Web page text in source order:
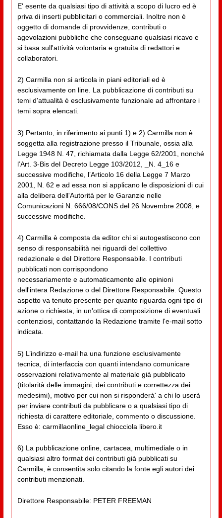
E' esente da qualsiasi tipo di attività a scopo di lucro ed è
priva di inserti pubblicitari o commerciali. Inoltre non è
oggetto di domande di provvidenze, contributi o
agevolazioni pubbliche che conseguano qualsiasi ricavo e
si basa sull'attività volontaria e gratuita di redattori e
collaboratori.
2) Carmilla non si articola in piani editoriali ed è
esclusivamente on line. La pubblicazione di contributi su
temi d'attualità è esclusivamente funzionale ad affrontare i
temi sopra elencati.
3) Pertanto, in riferimento ai punti 1) e 2) Carmilla non è
soggetta alla registrazione presso il Tribunale, ossia alla
Legge 1948 N. 47, richiamata dalla Legge 62/2001, nonché
l’Art. 3-Bis del Decreto Legge 103/2012, _N. 4_16 e
successive modifiche, l’Articolo 16 della Legge 7 Marzo
2001, N. 62 e ad essa non si applicano le disposizioni di cui
alla delibera dell'Autorità per le Garanzie nelle
Comunicazioni N. 666/08/CONS del 26 Novembre 2008, e
successive modifiche.
4) Carmilla è composta da editor chi si autogestiscono con
senso di responsabilità nei riguardi del collettivo
redazionale e del Direttore Responsabile. I contributi
pubblicati non corrispondono
necessariamente e automaticamente alle opinioni
dell'intera Redazione o del Direttore Responsabile. Questo
aspetto va tenuto presente per quanto riguarda ogni tipo di
azione o richiesta, in un'ottica di composizione di eventuali
contenziosi, contattando la Redazione tramite l'e-mail sotto
indicata.
5) L’indirizzo e-mail ha una funzione esclusivamente
tecnica, di interfaccia con quanti intendano comunicare
osservazioni relativamente al materiale già pubblicato
(titolarità delle immagini, dei contributi e correttezza dei
medesimi), motivo per cui non si risponderà' a chi lo userà
per inviare contributi da pubblicare o a qualsiasi tipo di
richiesta di carattere editoriale, commento o discussione.
Esso è: carmillaonline_legal chiocciola libero.it
6) La pubblicazione online, cartacea, multimediale o in
qualsiasi altro format dei contributi già pubblicati su
Carmilla, è consentita solo citando la fonte egli autori dei
contributi menzionati.
Direttore Responsabile: PETER FREEMAN